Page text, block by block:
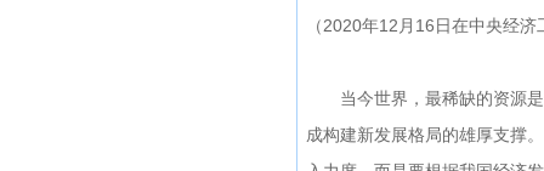
（2020年12月16日在中央经
当今世界，最稀缺的资源是
成构建新发展格局的雄厚支撑